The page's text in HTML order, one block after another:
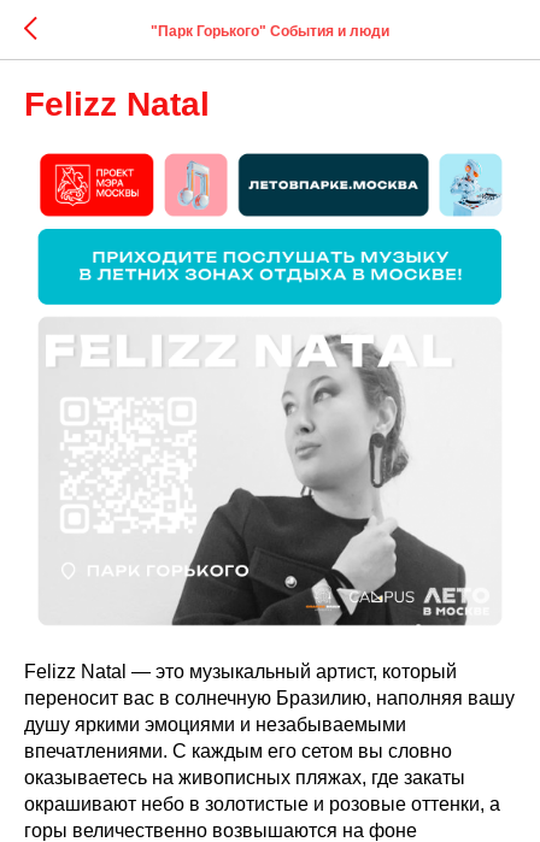
"Парк Горького" События и люди
Felizz Natal
Felizz Natal — это музыкальный артист, который
переносит вас в солнечную Бразилию, наполняя вашу
душу яркими эмоциями и незабываемыми
впечатлениями. С каждым его сетом вы словно
оказываетесь на живописных пляжах, где закаты
окрашивают небо в золотистые и розовые оттенки, а
горы величественно возвышаются на фоне